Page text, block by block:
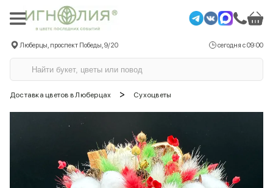
Люберцы, проспект Победы, 9/20 сегодня с 09:00
Доставка цветов в Люберцах > Сухоцветы